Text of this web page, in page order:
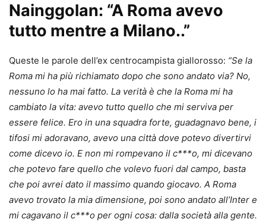
Nainggolan: “A Roma avevo
tutto mentre a Milano..”
Queste le parole dell’ex centrocampista giallorosso: “Se la
Roma mi ha più richiamato dopo che sono andato via? No,
nessuno lo ha mai fatto. La verità è che la Roma mi ha
cambiato la vita: avevo tutto quello che mi serviva per
essere felice. Ero in una squadra forte, guadagnavo bene, i
tifosi mi adoravano, avevo una città dove potevo divertirvi
come dicevo io. E non mi rompevano il c***o, mi dicevano
che potevo fare quello che volevo fuori dal campo, basta
che poi avrei dato il massimo quando giocavo. A Roma
avevo trovato la mia dimensione, poi sono andato all’Inter e
mi cagavano il c***o per ogni cosa: dalla società alla gente.